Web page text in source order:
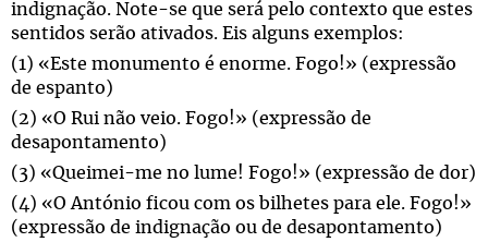
indignação. Note-se que será pelo contexto que estes
sentidos serão ativados. Eis alguns exemplos:
(1) «Este monumento é enorme. Fogo!» (expressão
de espanto)
(2) «O Rui não veio. Fogo!» (expressão de
desapontamento)
(3) «Queimei-me no lume! Fogo!» (expressão de dor)
(4) «O António ficou com os bilhetes para ele. Fogo!»
(expressão de indignação ou de desapontamento)